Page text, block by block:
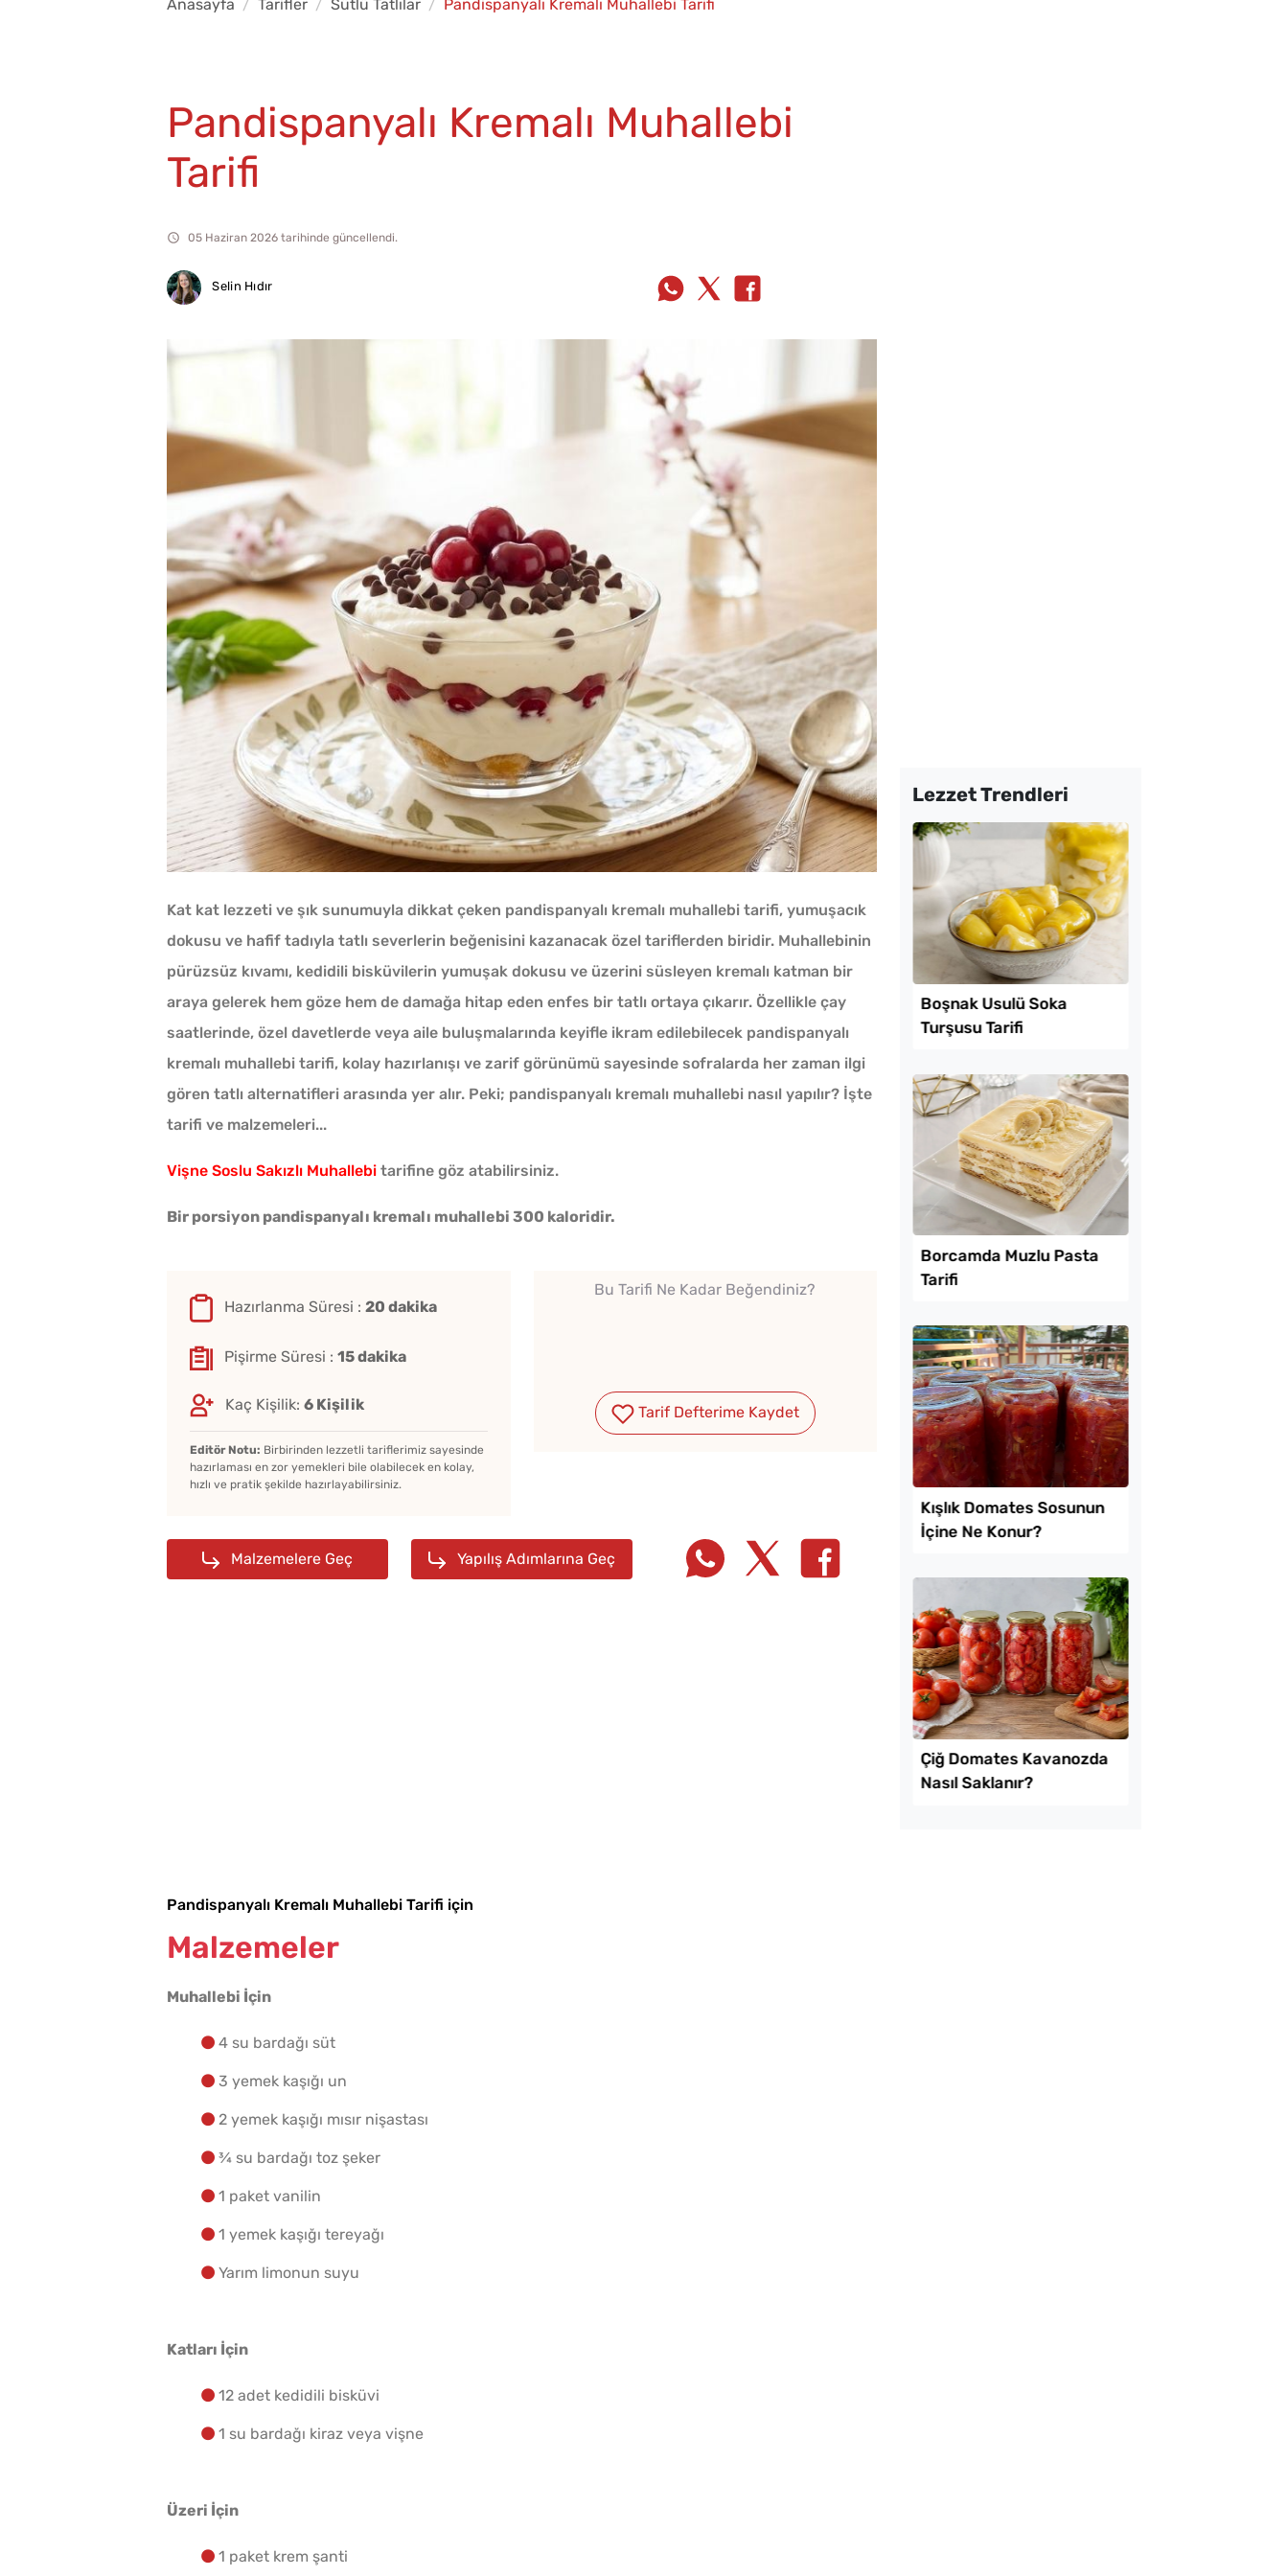
Anasayfa Tarifler Sütlü Tatlılar Pandispanyalı Kremalı Muhallebi Tarifi
Pandispanyalı Kremalı Muhallebi
Tarifi
05 Haziran 2026 tarihinde güncellendi.
Selin Hıdır
Kat kat lezzeti ve şık sunumuyla dikkat çeken pandispanyalı kremalı muhallebi tarifi, yumuşacık
dokusu ve hafif tadıyla tatlı severlerin beğenisini kazanacak özel tariflerden biridir. Muhallebinin
pürüzsüz kıvamı, kedidili bisküvilerin yumuşak dokusu ve üzerini süsleyen kremalı katman bir
araya gelerek hem göze hem de damağa hitap eden enfes bir tatlı ortaya çıkarır. Özellikle çay
saatlerinde, özel davetlerde veya aile buluşmalarında keyifle ikram edilebilecek pandispanyalı
kremalı muhallebi tarifi, kolay hazırlanışı ve zarif görünümü sayesinde sofralarda her zaman ilgi
gören tatlı alternatifleri arasında yer alır. Peki; pandispanyalı kremalı muhallebi nasıl yapılır? İşte
tarifi ve malzemeleri...
Vişne Soslu Sakızlı Muhallebi tarifine göz atabilirsiniz.
Bir porsiyon pandispanyalı kremalı muhallebi 300 kaloridir.
Hazırlanma Süresi : 20 dakika
Pişirme Süresi : 15 dakika
Kaç Kişilik: 6 Kişilik
Editör Notu: Birbirinden lezzetli tariflerimiz sayesinde
hazırlaması en zor yemekleri bile olabilecek en kolay,
hızlı ve pratik şekilde hazırlayabilirsiniz.
Bu Tarifi Ne Kadar Beğendiniz?
Tarif Defterime Kaydet
Malzemelere Geç Yapılış Adımlarına Geç
Tarhana Hamuru Kaç Gün
Kaç Yıl Dayanır?
Menemenlik Domates Kaç
Evde Elma Sirkesi
Yapmanın 4 Püf Noktası
Tek Hamurdan 3 Farklı
Evde Kolay Mayasız
Kıymalı Pide Tarifi
Borcamda Muzlu
Tarifi
Pandispanyalı Kremalı Muhallebi Tarifi için
Malzemeler
Muhallebi İçin
4 su bardağı süt
3 yemek kaşığı un
2 yemek kaşığı mısır nişastası
¾ su bardağı toz şeker
1 paket vanilin
1 yemek kaşığı tereyağı
Yarım limonun suyu
Katları İçin
12 adet kedidili bisküvi
1 su bardağı kiraz veya vişne
Üzeri İçin
1 paket krem şanti